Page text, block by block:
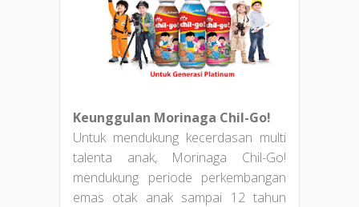
Keunggulan Morinaga Chil-Go!
Untuk mendukung kecerdasan multi
talenta anak, Morinaga Chil-Go!
mendukung periode perkembangan
emas otak anak sampai 12 tahun